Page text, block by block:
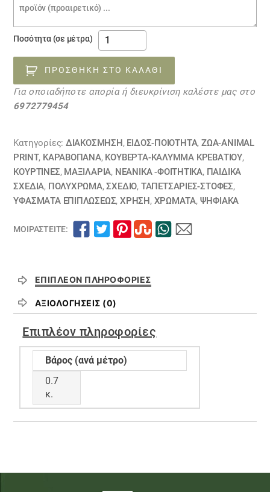
παραγγελίας
Ποσότητα (σε μέτρα)
ύφασμα
επίπλωσης
ΓΑΤΑΚΙΑ
30030407
ποσότητα
ΠΡΟΣΘΉΚΗ ΣΤΟ ΚΑΛΆΘΙ
Για οποιαδήποτε απορία ή διευκρίνιση καλέστε μας στο
6972779454
Κατηγορίες: ΔΙΑΚΟΣΜΗΣΗ , ΕΙΔΟΣ-ΠΟΙΟΤΗΤΑ,ΖΏΑ-ANIMAL
PRINT, ΚΑΡΑΒΌΠΑΝΑ, ΚΟΥΒΈΡΤΑ-ΚΆΛΥΜΜΑ ΚΡΕΒΑΤΙΟΎ,
ΚΟΥΡΤΊΝΕΣ, ΜΑΞΙΛΆΡΙΑ, ΝΕΑΝΙΚΆ -ΦΟΙΤΗΤΙΚΆ, ΠΑΙΔΙΚΆ
ΣΧΈΔΙΑ, ΠΟΛΥΧΡΩΜΑ,ΣΧΕΔΙΟ, ΤΑΠΕΤΣΑΡΙΕΣ-ΣΤΟΦΕΣ,
ΥΦΆΣΜΑΤΑ ΕΠΙΠΛΏΣΕΩΣ, ΧΡΗΣΗ , ΧΡΏΜΑΤΑ, ΨΗΦΙΑΚΆ
ΜΟΙΡΑΣΤΕΊΤΕ:
ΕΠΙΠΛΈΟΝ ΠΛΗΡΟΦΟΡΊΕΣ
ΑΞΙΟΛΟΓΉΣΕΙΣ (0)
Επιπλέον πληροφορίες
Βάρος (ανά μέτρο)
0.7
κ.